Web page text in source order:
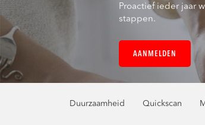
Proactief ieder jaar
stappen.
AANMELDEN
Duurzaamheid Quickscan